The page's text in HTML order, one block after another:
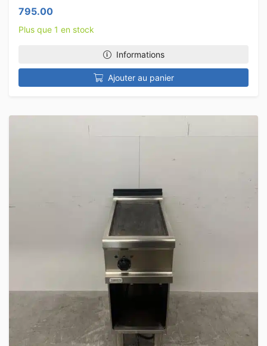
795.00
Plus que 1 en stock
Informations
Ajouter au panier